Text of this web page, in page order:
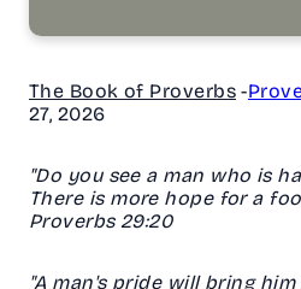
The Book of Proverbs -
27, 2026
"Do you see a man who is
There is more hope for a
Proverbs 29:20
"A man's pride will bring